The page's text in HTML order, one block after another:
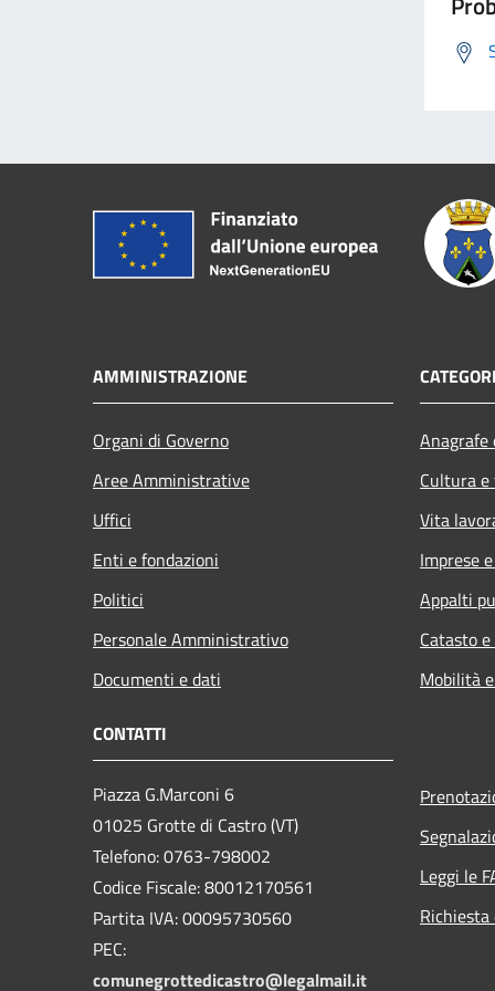
AMMINISTRAZIONE
Organi di Governo
Aree Amministrative
Uffici
Enti e fondazioni
Politici
Personale Amministrativo
Documenti e dati
Cultura
Vita
Imprese
Appalti
Catasto
Mobilità
CONTATTI
Piazza G.Marconi 6
01025 Grotte di Castro (VT)
Telefono: 0763-798002
Codice Fiscale: 80012170561
Partita IVA: 00095730560
PEC:
comunegrottedicastro@legalmail.it
Leggi le